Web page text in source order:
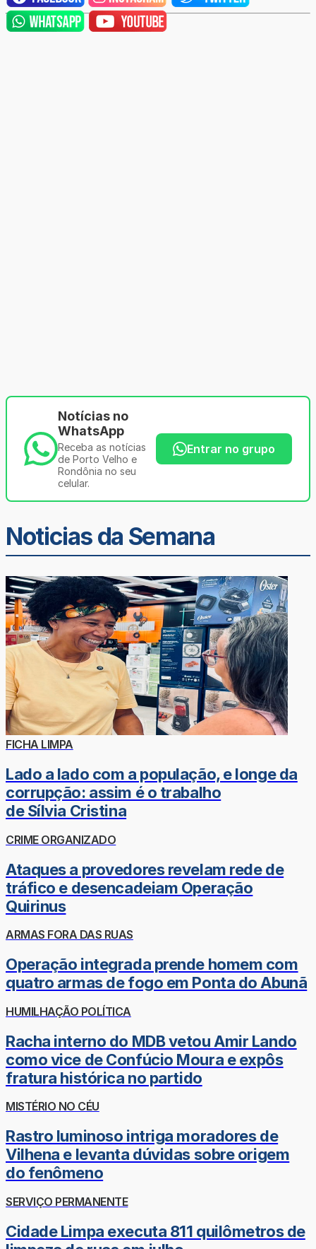
Notícias no
WhatsApp
Receba as notícias
de Porto Velho e
Rondônia no seu
celular.
Entrar no grupo
Noticias da Semana
FICHA LIMPA
Lado a lado com a população, e longe da
corrupção: assim é o trabalho
de Sílvia Cristina
CRIME ORGANIZADO
Ataques a provedores revelam rede de
tráfico e desencadeiam Operação
Quirinus
ARMAS FORA DAS RUAS
Operação integrada prende homem com
quatro armas de fogo em Ponta do Abunã
HUMILHAÇÃO POLÍTICA
Racha interno do MDB vetou Amir Lando
como vice de Confúcio Moura e expôs
fratura histórica no partido
MISTÉRIO NO CÉU
Rastro luminoso intriga moradores de
Vilhena e levanta dúvidas sobre origem
do fenômeno
SERVIÇO PERMANENTE
Cidade Limpa executa 811 quilômetros de